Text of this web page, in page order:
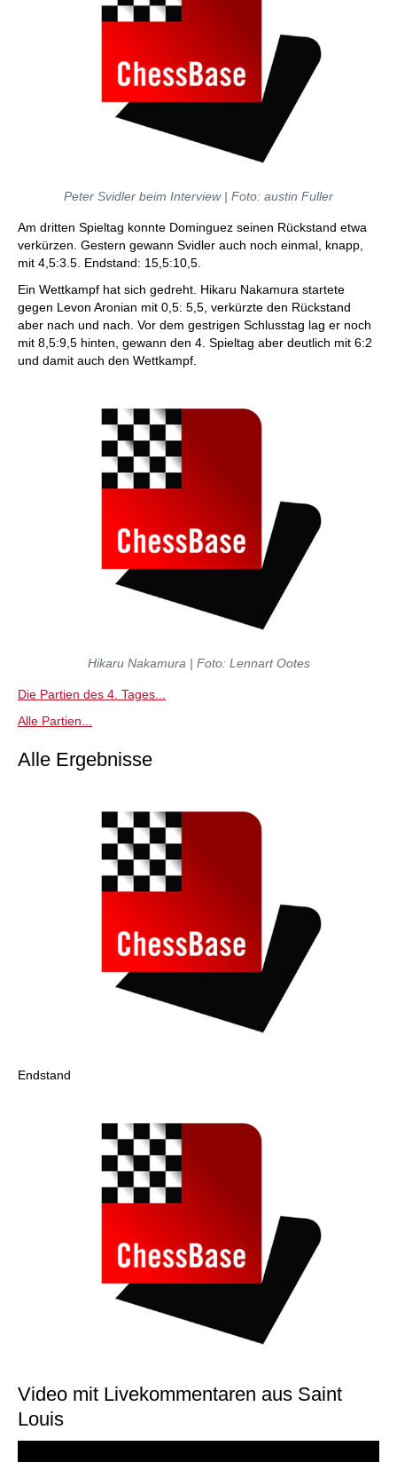
Peter Svidler beim Interview | Foto: austin Fuller
Am dritten Spieltag konnte Dominguez seinen Rückstand etwa
verkürzen. Gestern gewann Svidler auch noch einmal, knapp,
mit 4,5:3.5. Endstand: 15,5:10,5.
Ein Wettkampf hat sich gedreht. Hikaru Nakamura startete
gegen Levon Aronian mit 0,5: 5,5, verkürzte den Rückstand
aber nach und nach. Vor dem gestrigen Schlusstag lag er noch
mit 8,5:9,5 hinten, gewann den 4. Spieltag aber deutlich mit 6:2
und damit auch den Wettkampf.
Hikaru Nakamura | Foto: Lennart Ootes
Die Partien des 4. Tages...
Alle Partien...
Alle Ergebnisse
Endstand
Video mit Livekommentaren aus Saint
Louis